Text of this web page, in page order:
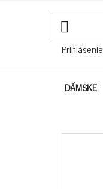
Prihlásenie
DÁMSKE